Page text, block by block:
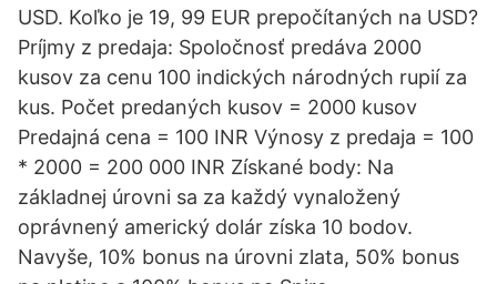
USD. Koľko je 19, 99 EUR prepočítaných na USD?
Príjmy z predaja: Spoločnosť predáva 2000
kusov za cenu 100 indických národných rupií za
kus. Počet predaných kusov = 2000 kusov
Predajná cena = 100 INR Výnosy z predaja = 100
* 2000 = 200 000 INR Získané body: Na
základnej úrovni sa za každý vynaložený
oprávnený americký dolár získa 10 bodov.
Navyše, 10% bonus na úrovni zlata, 50% bonus